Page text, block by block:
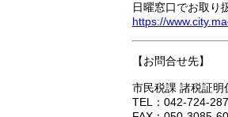
日曜窓口でお取り
https://
【お問合せ先】
市民税課 諸税証明
TEL：042-724-